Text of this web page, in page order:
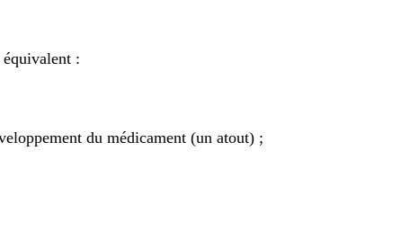
:
du médicament (un atout) ;